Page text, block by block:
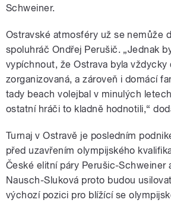
Schweiner.
Ostravské atmosféry už se nemůže
spoluhráč Ondřej Perušič. „Jednak
vypíchnout, že Ostrava byla vždycky
zorganizovaná, a zároveň i domácí
tady beach volejbal v minulých
ostatní hráči to kladně hodnotili,“
Turnaj v Ostravě je posledním
před uzavřením olympijského
České elitní páry Perušic-Schweiner
Nausch-Sluková proto budou
výchozí pozici pro blížící se